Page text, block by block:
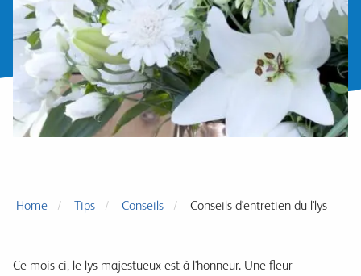
Home Tips Conseils Conseils d'entretien du l'lys
Ce mois-ci, le lys majestueux est à l'honneur. Une fleur